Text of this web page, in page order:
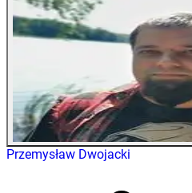
Przemysław Dwojacki